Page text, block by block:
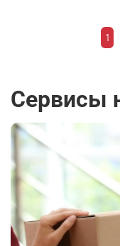
1
Сервисы